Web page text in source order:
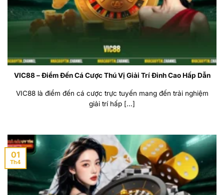
VIC88 – Điểm Đến Cá Cược Thú Vị Giải Trí Đỉnh Cao Hấp Dẫn
VIC88 là điểm đến cá cược trực tuyến mang đến trải nghiệm
giải trí hấp [...]
01
Th4